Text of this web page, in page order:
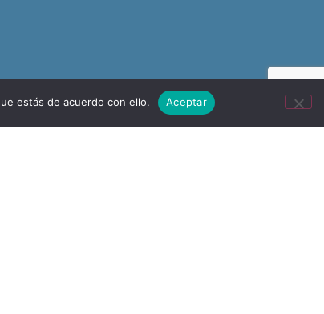
estás de acuerdo con ello. Aceptar